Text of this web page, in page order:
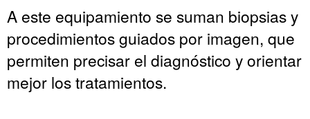
A este equipamiento se suman biopsias y
procedimientos guiados por imagen, que
permiten precisar el diagnóstico y orientar
mejor los tratamientos.